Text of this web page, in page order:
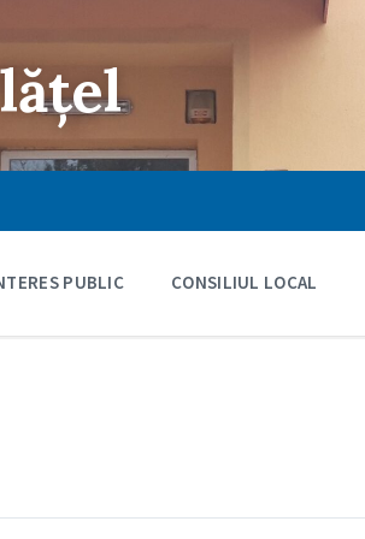
PUBLIC CONSILIUL LOCAL